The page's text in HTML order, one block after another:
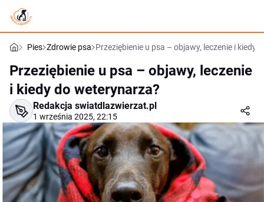
Pies Zdrowie psa Przeziębienie u psa – objawy, leczenie i kiedy
Przeziębienie u psa – objawy, leczenie
i kiedy do weterynarza?
Redakcja swiatdlazwierzat.pl
1 września 2025, 22:15